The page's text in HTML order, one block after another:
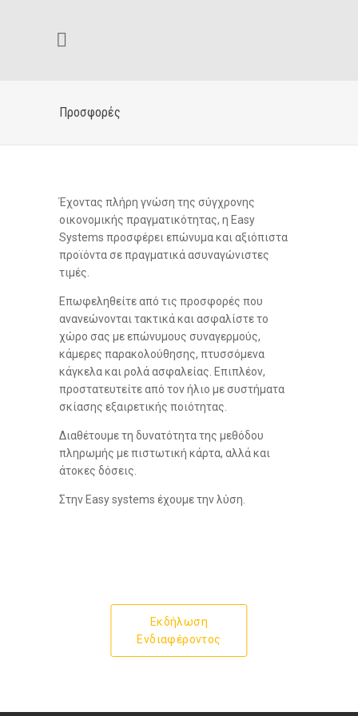
Προσφορές
Έχοντας πλήρη γνώση της σύγχρονης
οικονομικής πραγματικότητας, η Easy
Systems προσφέρει επώνυμα και αξιόπιστα
προϊόντα σε πραγματικά ασυναγώνιστες
τιμές.
Επωφεληθείτε από τις προσφορές που
ανανεώνονται τακτικά και ασφαλίστε το
χώρο σας με επώνυμους συναγερμούς,
κάμερες παρακολούθησης, πτυσσόμενα
κάγκελα και ρολά ασφαλείας. Επιπλέον,
προστατευτείτε από τον ήλιο με συστήματα
σκίασης εξαιρετικής ποιότητας.
Διαθέτουμε τη δυνατότητα της μεθόδου
πληρωμής με πιστωτική κάρτα, αλλά και
άτοκες δόσεις.
Στην Easy systems έχουμε την λύση.
Εκδήλωση
Ενδιαφέροντος